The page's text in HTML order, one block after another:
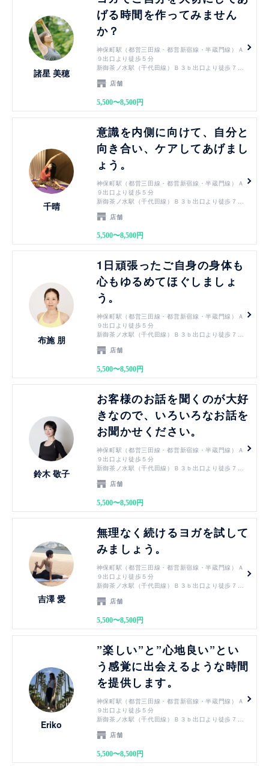
諸星 美穂
げる時間を作ってみません
か？
神保町駅（都営三田線・都営新宿線・半蔵門線）Ａ
９出口より徒歩５分
新御茶ノ水駅（千代田線）Ｂ３ｂ出口より徒歩７分
淡路町駅（丸ノ内線）Ｂ３ｂ出口より徒歩７分
から徒歩１０分
店舗
5,500〜8,500円
千晴
意識を内側に向けて、自分と
向き合い、ケアしてあげまし
ょう。
神保町駅（都営三田線・都営新宿線・半蔵門線）Ａ
９出口より徒歩５分
新御茶ノ水駅（千代田線）Ｂ３ｂ出口より徒歩７分
淡路町駅（丸ノ内線）Ｂ３ｂ出口より徒歩７分
から徒歩１０分
店舗
5,500〜8,500円
布施 朋
1日頑張ったご自身の身体も
心もゆるめてほぐしましょ
う。
神保町駅（都営三田線・都営新宿線・半蔵門線）Ａ
９出口より徒歩５分
新御茶ノ水駅（千代田線）Ｂ３ｂ出口より徒歩７分
淡路町駅（丸ノ内線）Ｂ３ｂ出口より徒歩７分
から徒歩１０分
店舗
5,500〜8,500円
鈴木 敬子
お客様のお話を聞くのが大好
きなので、いろいろなお話を
お聞かせください。
神保町駅（都営三田線・都営新宿線・半蔵門線）Ａ
９出口より徒歩５分
新御茶ノ水駅（千代田線）Ｂ３ｂ出口より徒歩７分
淡路町駅（丸ノ内線）Ｂ３ｂ出口より徒歩７分
から徒歩１０分
店舗
5,500〜8,500円
吉澤 愛
無理なく続けるヨガを試して
みましょう。
神保町駅（都営三田線・都営新宿線・半蔵門線）Ａ
９出口より徒歩５分
新御茶ノ水駅（千代田線）Ｂ３ｂ出口より徒歩７分
淡路町駅（丸ノ内線）Ｂ３ｂ出口より徒歩７分
から徒歩１０分
店舗
5,500〜8,500円
Eriko
”楽しい”と”心地良い”とい
う感覚に出会えるような時間
を提供します。
神保町駅（都営三田線・都営新宿線・半蔵門線）Ａ
９出口より徒歩５分
新御茶ノ水駅（千代田線）Ｂ３ｂ出口より徒歩７分
淡路町駅（丸ノ内線）Ｂ３ｂ出口より徒歩７分
から徒歩１０分
店舗
5,500〜8,500円